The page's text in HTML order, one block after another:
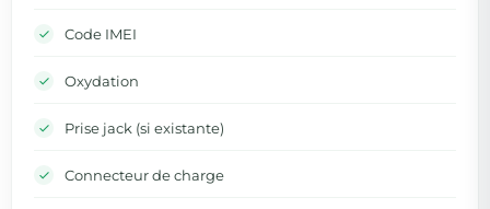
Code IMEI
Oxydation
Prise jack (si existante)
Connecteur de charge